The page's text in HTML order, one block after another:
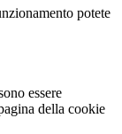
potete
essere
della cookie